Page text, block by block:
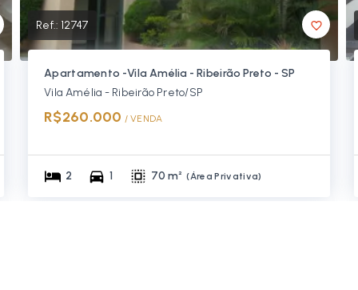
Ref.: 12747
Apartamento -Vila Amélia - Ribeirão Preto - SP
Vila Amélia - Ribeirão Preto/SP
R$260.000 / VENDA
2 1 70 m² (Área Privativa)